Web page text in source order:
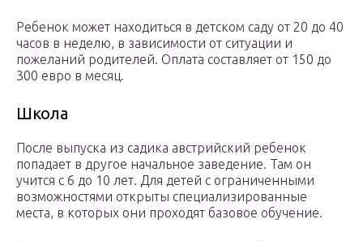
Ребенок может находиться в детском саду от 20 до 40
часов в неделю, в зависимости от ситуации и
пожеланий родителей. Оплата составляет от 150 до
300 евро в месяц.
Школа
После выпуска из садика австрийский ребенок
попадает в другое начальное заведение. Там он
учится с 6 до 10 лет. Для детей с ограниченными
возможностями открыты специализированные
места, в которых они проходят базовое обучение.